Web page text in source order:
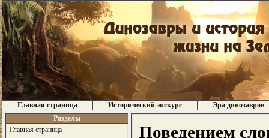
Главная страница Исторический экскурс
Эра динозавров
Разделы
Главная страница
Поведением